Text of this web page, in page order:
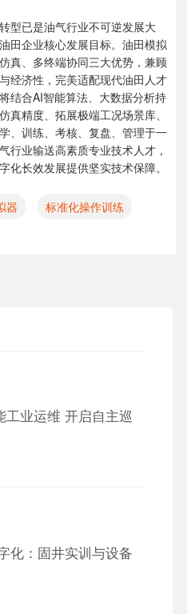
型已是油气行业不可逆发展大
田企业核心发展目标。油田模拟
真、多终端协同三大优势，兼顾
经济性，完美适配现代油田人才
结合AI智能算法、大数据分析持
真精度、拓展极端工况场景库、
、训练、考核、复盘、管理于一
行业输送高素质专业技术人才，
化长效发展提供坚实技术保障。
器
标准化操作训练
业运维 开启自主巡
化：固井实训与设备